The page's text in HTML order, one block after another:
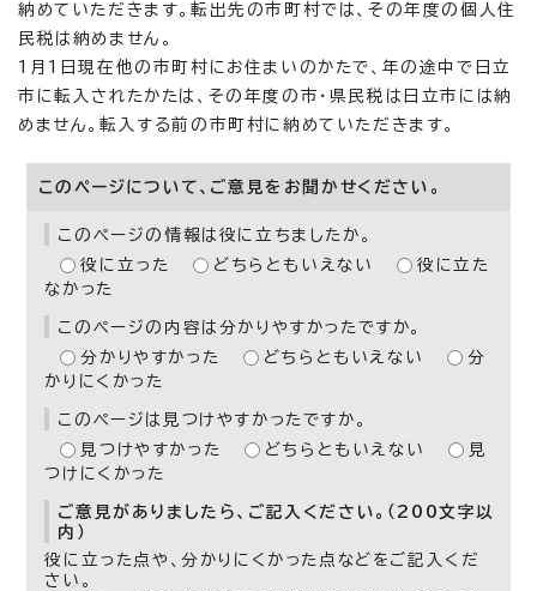
納めていただきます。転出先の市町村では、その年度の個人住
民税は納めません。
1月1日現在他の市町村にお住まいのかたで、年の途中で日立
市に転入されたかたは、その年度の市・県民税は日立市には納
めません。転入する前の市町村に納めていただきます。
このページについて、ご意見をお聞かせください。
このページの情報は役に立ちましたか。
役に立った
どちらともいえない
役に立た
なかった
このページの内容は分かりやすかったですか。
分かりやすかった
どちらともいえない
分
かりにくかった
このページは見つけやすかったですか。
見つけやすかった
どちらともいえない
見
つけにくかった
ご意見がありましたら、ご記入ください。（200文字以
内）
役に立った点や、分かりにくかった点などをご記入くだ
さい。